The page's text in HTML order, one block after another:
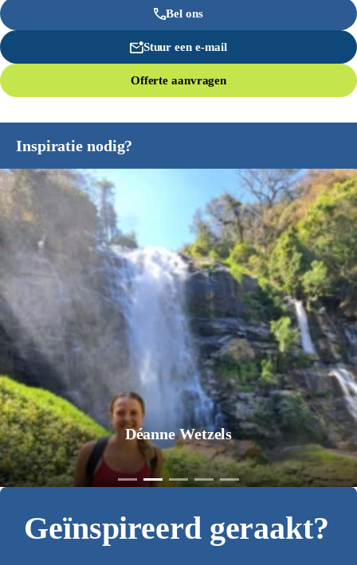
Bel ons
Stuur een e-mail
Offerte aanvragen
Inspiratie nodig?
Déanne Wetzels
Geïnspireerd geraakt?